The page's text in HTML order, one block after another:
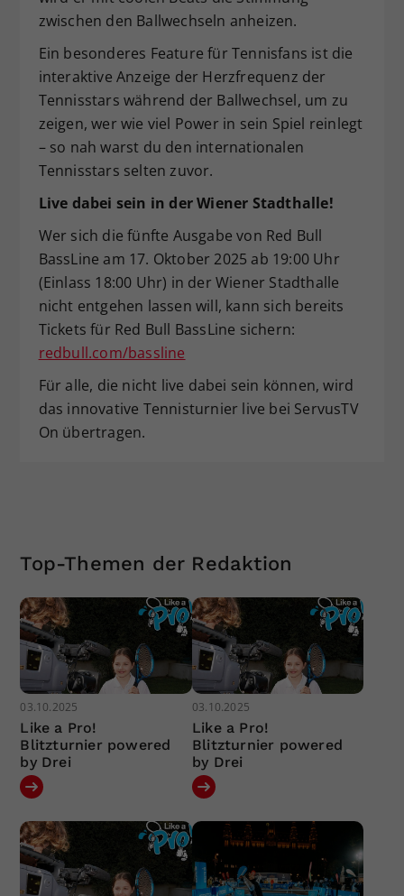
zwischen den Ballwechseln anheizen.
Ein besonderes Feature für Tennisfans ist die
interaktive Anzeige der Herzfrequenz der
Tennisstars während der Ballwechsel, um zu
zeigen, wer wie viel Power in sein Spiel reinlegt
– so nah warst du den internationalen
Tennisstars selten zuvor.
Live dabei sein in der Wiener Stadthalle!
Wer sich die fünfte Ausgabe von Red Bull
BassLine am 17. Oktober 2025 ab 19:00 Uhr
(Einlass 18:00 Uhr) in der Wiener Stadthalle
nicht entgehen lassen will, kann sich bereits
Tickets für Red Bull BassLine sichern:
redbull.com/bassline
Für alle, die nicht live dabei sein können, wird
das innovative Tennisturnier live bei ServusTV
On übertragen.
Top-Themen der Redaktion
03.10.2025
Like a Pro!
Blitzturnier powered
by Drei
03.10.2025
Like a Pro!
Blitzturnier powered
by Drei